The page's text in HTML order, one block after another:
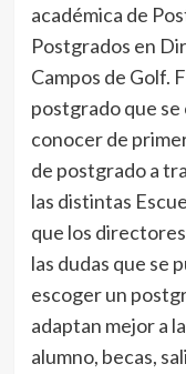
académica de
Postgrados en
Campos de Golf.
postgrado que se
conocer de
de postgrado a
las distintas
que los
las dudas que se
escoger un
adaptan mejor a
alumno, becas,